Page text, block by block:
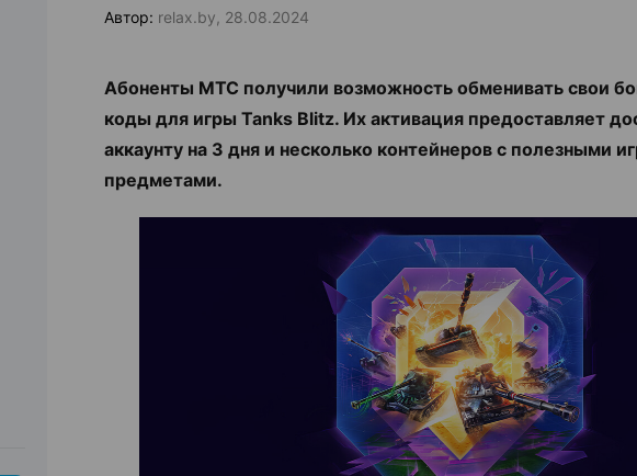
Автор: relax.by, 28.08.2024
Абоненты МТС получили возможность обменивать свои
коды для игры Tanks Blitz. Их активация предоставляет
аккаунту на 3 дня и несколько контейнеров с полезными
предметами.